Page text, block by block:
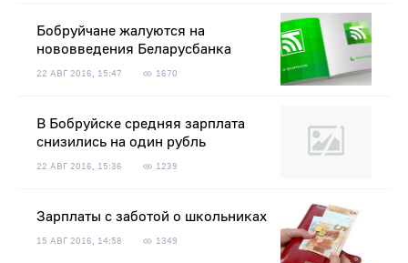
Бобруйчане жалуются на
нововведения Беларусбанка
22 АВГ 2016, 15:47 1670
В Бобруйске средняя зарплата
снизились на один рубль
22 АВГ 2016, 15:36 1239
Зарплаты с заботой о школьниках
15 АВГ 2016, 14:58 1349